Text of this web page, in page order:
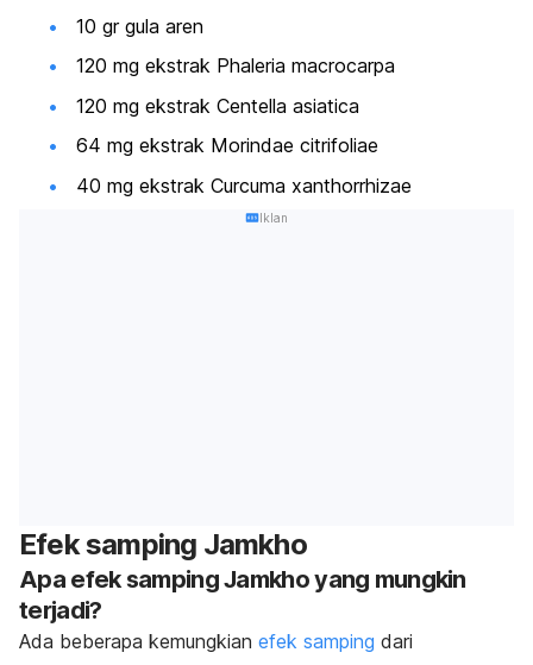
10 gr gula aren
120 mg ekstrak Phaleria macrocarpa
120 mg ekstrak Centella asiatica
64 mg ekstrak Morindae citrifoliae
40 mg ekstrak Curcuma xanthorrhizae
Iklan
Efek samping Jamkho
Apa efek samping Jamkho yang mungkin
terjadi?
Ada beberapa kemungkian efek samping dari